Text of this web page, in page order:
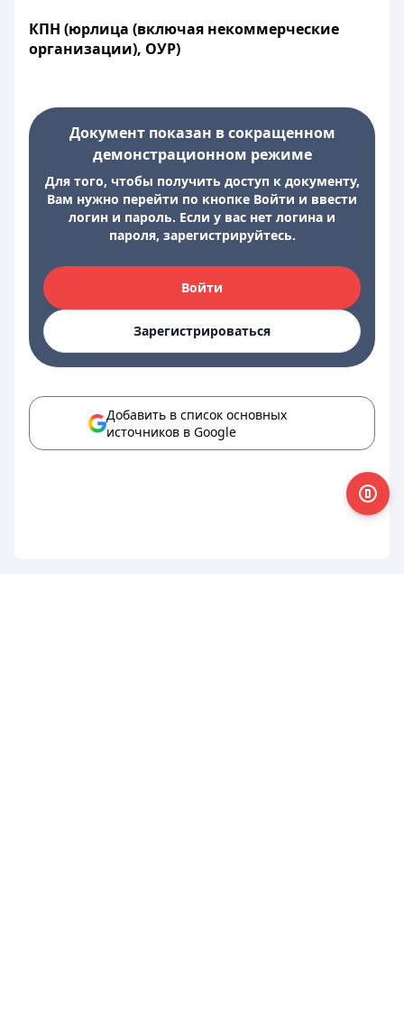
КПН (юрлица (включая некоммерческие
организации), ОУР)
Документ показан в сокращенном
демонстрационном режиме
Для того, чтобы получить доступ к документу,
Вам нужно перейти по кнопке Войти и ввести
логин и пароль. Если у вас нет логина и
пароля, зарегистрируйтесь.
Войти
Зарегистрироваться
Добавить в список основных
источников в Google